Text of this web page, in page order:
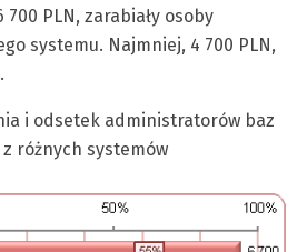
700 PLN, zarabiały osoby
systemu. Najmniej, 4 700 PLN,
i odsetek administratorów baz
różnych systemów